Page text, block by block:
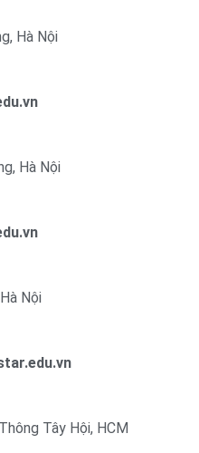
Hà Nội
Hà Nội
Nội
Tây Hội, HCM